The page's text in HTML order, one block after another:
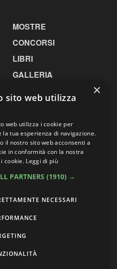
MOSTRE
CONCORSI
LIBRI
GALLERIA
alchemico di Paolo
Art 35mm F1.4 DG II: una
×
sito web utilizza
web utilizza i cookie per
la tua esperienza di navigazione.
il nostro sito web acconsenti a
in conformità con la nostra
cookie. Leggi di più
PARTNERS (1910) →
NECESSARI